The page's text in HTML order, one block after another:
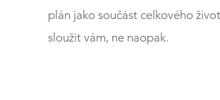
plán jako součást celkového
sloužit vám, ne naopak.